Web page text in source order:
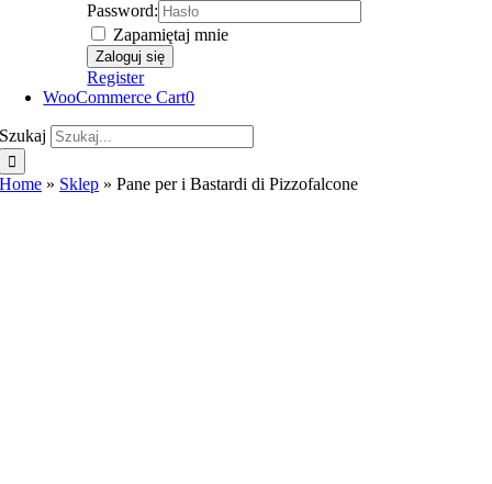
Password:
Zapamiętaj mnie
Register
WooCommerce Cart0
Szukaj
Home » Sklep »Pane per i Bastardi di Pizzofalcone